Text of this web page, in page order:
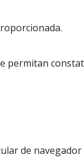
permitan
de